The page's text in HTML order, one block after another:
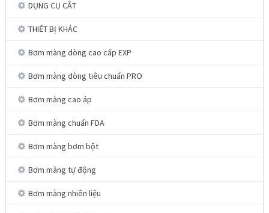
DỤNG CỤ CẮT
THIẾT BỊ KHÁC
Bơm màng dòng cao cấp EXP
Bơm màng dòng tiêu chuẩn PRO
Bơm màng cao áp
Bơm màng chuẩn FDA
Bơm màng bơm bột
Bơm màng tự động
Bơm màng nhiên liệu